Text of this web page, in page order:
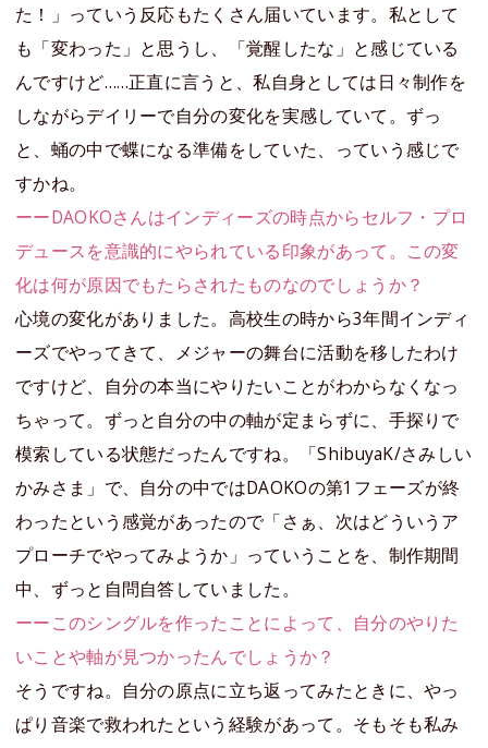
た！」っていう反応もたくさん届いています。私として
も「変わった」と思うし、「覚醒したな」と感じている
んですけど……正直に言うと、私自身としては日々制作を
しながらデイリーで自分の変化を実感していて。ずっ
と、蛹の中で蝶になる準備をしていた、っていう感じで
すかね。
ーーDAOKOさんはインディーズの時点からセルフ・プロ
デュースを意識的にやられている印象があって。この変
化は何が原因でもたらされたものなのでしょうか？
心境の変化がありました。高校生の時から3年間インディ
ーズでやってきて、メジャーの舞台に活動を移したわけ
ですけど、自分の本当にやりたいことがわからなくなっ
ちゃって。ずっと自分の中の軸が定まらずに、手探りで
模索している状態だったんですね。「ShibuyaK/さみしい
かみさま」で、自分の中ではDAOKOの第1フェーズが終
わったという感覚があったので「さぁ、次はどういうア
プローチでやってみようか」っていうことを、制作期間
中、ずっと自問自答していました。
ーーこのシングルを作ったことによって、自分のやりた
いことや軸が見つかったんでしょうか？
そうですね。自分の原点に立ち返ってみたときに、やっ
ぱり音楽で救われたという経験があって。そもそも私み